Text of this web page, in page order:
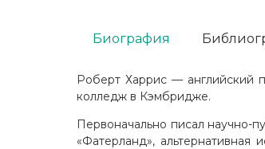
Роберт Харрис — английский
колледж в Кэмбридже.
Первоначально писал научно-
«Фатерланд»,
Биография